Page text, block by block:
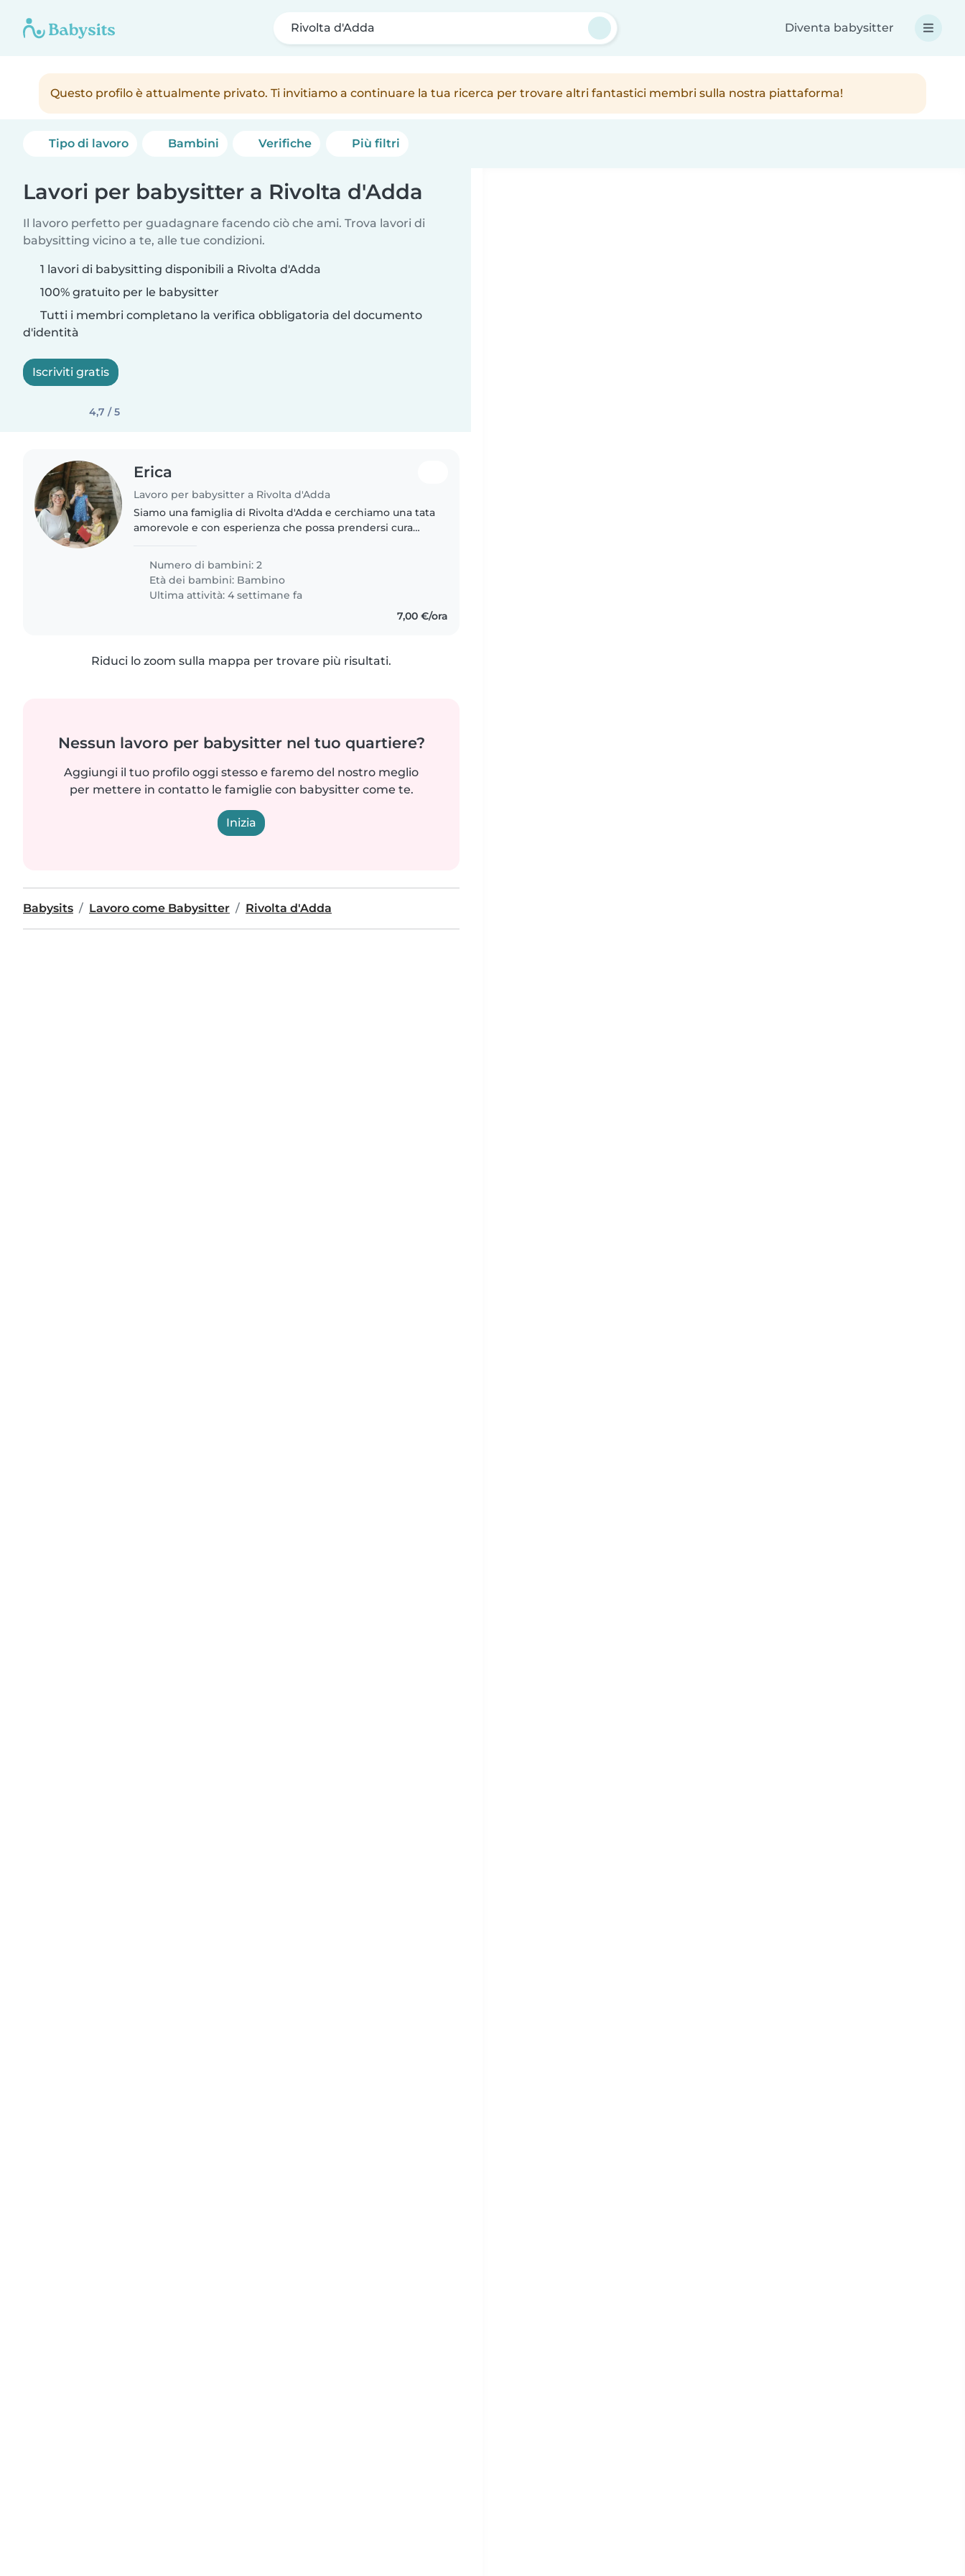
Rivolta d'Adda Diventa babysitter
Questo profilo è attualmente privato. Ti invitiamo a continuare la tua ricerca per trovare altri fantastici membri sulla nostra piattaforma!
Tipo di lavoro Bambini Verifiche Più filtri
Lavori per babysitter a Rivolta d'Adda
Il lavoro perfetto per guadagnare facendo ciò che ami. Trova lavori di
babysitting vicino a te, alle tue condizioni.
1 lavori di babysitting disponibili a Rivolta d'Adda
100% gratuito per le babysitter
Tutti i membri completano la verifica obbligatoria del documento
d'identità
Iscriviti gratis
4,7 / 5
Erica
Lavoro per babysitter a Rivolta d'Adda
Siamo una famiglia di Rivolta d'Adda e cerchiamo una tata
amorevole e con esperienza che possa prendersi cura
affettuose, sempre..
Numero di bambini: 2
Età dei bambini: Bambino
Ultima attività: 4 settimane fa
7,00 €/ora
Riduci lo zoom sulla mappa per trovare più risultati.
Nessun lavoro per babysitter nel tuo quartiere?
Aggiungi il tuo profilo oggi stesso e faremo del nostro meglio
per mettere in contatto le famiglie con babysitter come te.
Inizia
Babysits Lavoro come Babysitter Rivolta d'Adda